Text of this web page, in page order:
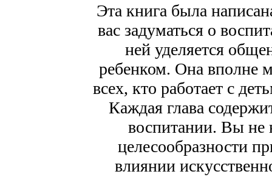
Эта книга была
вас задуматься о
ней уделяется
ребенком. Она вполне
всех, кто работает с
Каждая глава
воспитании. Вы не
целесообразности
влиянии